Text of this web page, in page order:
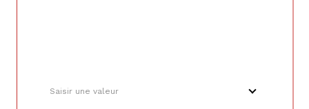
Saisir une valeur